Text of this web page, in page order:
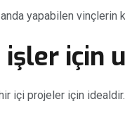
yapabilen vinçlerin
için
içi projeler için idealdir.